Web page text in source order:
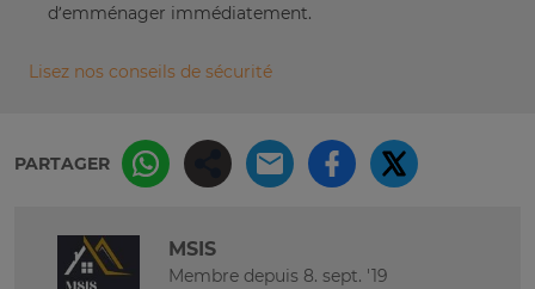
d’emménager immédiatement.
Lisez nos conseils de sécurité
PARTAGER
MSIS
Membre depuis 8. sept. '19